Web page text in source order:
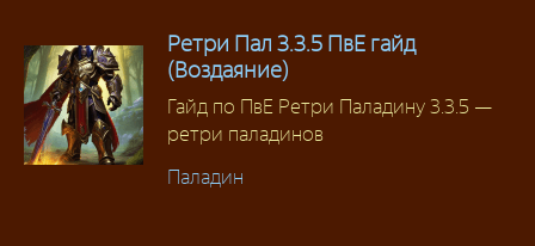
Ретри Пал 3.3.5 ПвЕ гайд
(Воздаяние)
Гайд по ПвЕ Ретри Паладину 3.3.5 —
ретри паладинов
Паладин